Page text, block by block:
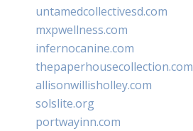
untamedcollectivesd.com
mxpwellness.com
infernocanine.com
thepaperhousecollection.com
allisonwillisholley.com
solslite.org
portwayinn.com